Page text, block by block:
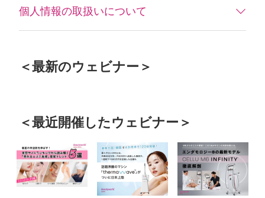
個人情報の取扱いについて
＜最新のウェビナー＞
＜最近開催したウェビナー＞